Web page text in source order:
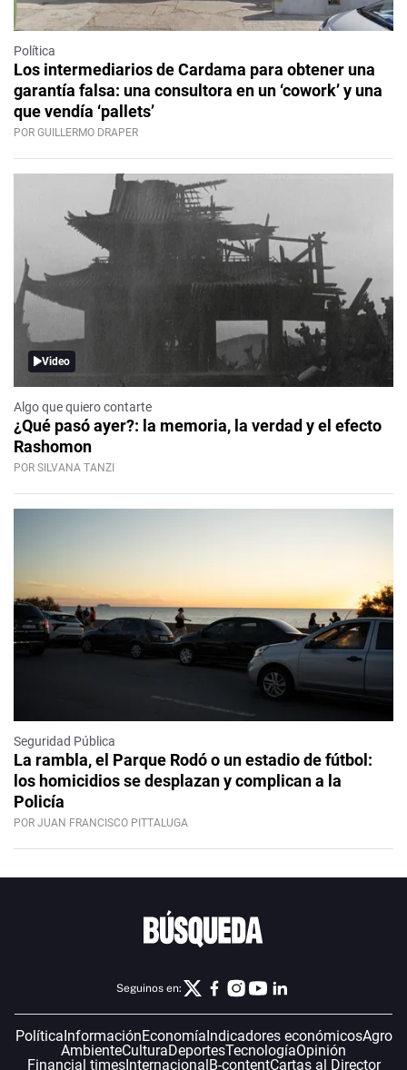
Política
Los intermediarios de Cardama para obtener una
garantía falsa: una consultora en un ‘cowork’ y una
que vendía ‘pallets’
POR GUILLERMO DRAPER
Video
Algo que quiero contarte
¿Qué pasó ayer?: la memoria, la verdad y el efecto
Rashomon
POR SILVANA TANZI
Seguridad Pública
La rambla, el Parque Rodó o un estadio de fútbol:
los homicidios se desplazan y complican a la
Policía
POR JUAN FRANCISCO PITTALUGA
Seguinos en:
Política InformaciónEconomía Indicadores económicosAgro
AmbienteCulturaDeportesTecnologíaOpinión
Financial timesInternacional B-contentCartas al Director